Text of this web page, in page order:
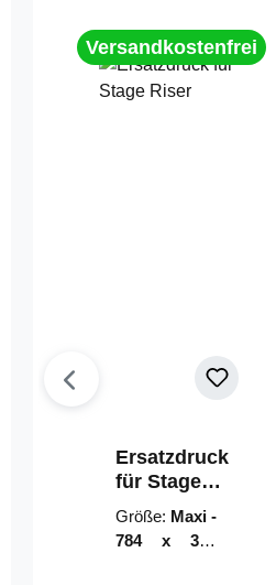
Versandkostenfrei
Ersatzdruck
für Stage
Riser
Größe: Maxi -
784 x 314